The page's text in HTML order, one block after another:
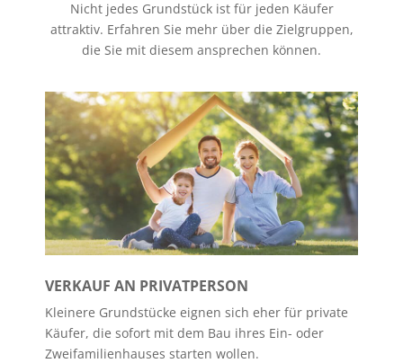
Nicht jedes Grundstück ist für jeden Käufer
attraktiv. Erfahren Sie mehr über die Zielgruppen,
die Sie mit diesem ansprechen können.
VERKAUF AN PRIVATPERSON
Kleinere Grundstücke eignen sich eher für private
Käufer, die sofort mit dem Bau ihres Ein- oder
Zweifamilienhauses starten wollen.